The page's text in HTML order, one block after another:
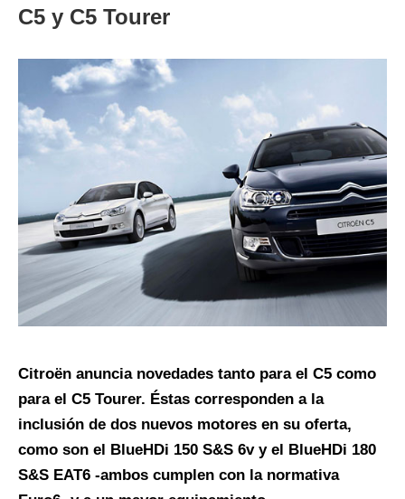
C5 y C5 Tourer
Citroën anuncia novedades tanto para el C5 como
para el C5 Tourer. Éstas corresponden a la
inclusión de dos nuevos motores en su oferta,
como son el BlueHDi 150 S&S 6v y el BlueHDi 180
S&S EAT6 -ambos cumplen con la normativa